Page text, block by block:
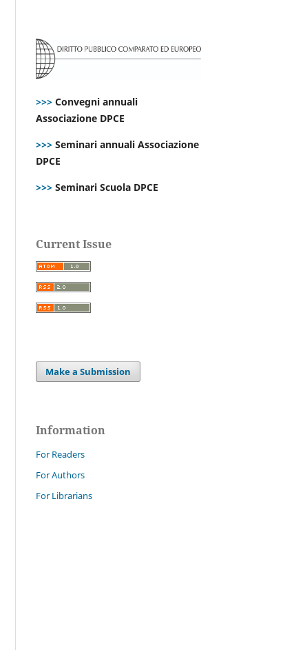
>>> Convegni annuali
Associazione DPCE
>>> Seminari annuali Associazione
DPCE
>>> Seminari Scuola DPCE
Current Issue
Make a Submission
Information
For Readers
For Authors
For Librarians